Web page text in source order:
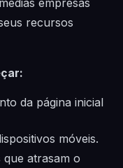
empresas
recursos
da página inicial
móveis.
que atrasam o